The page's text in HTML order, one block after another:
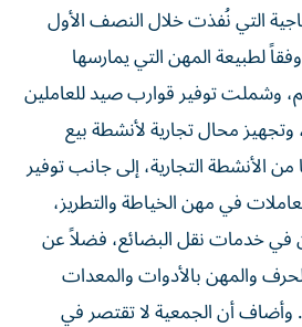
التي نُفذت خلال النصف الأول
لطبيعة المهن التي يمارسها
وشملت توفير قوارب صيد للعاملين
محال تجارية لأنشطة بيع
من الأنشطة التجارية، إلى جانب توفير
في مهن الخياطة والتطريز،
في خدمات نقل البضائع، فضلاً عن
والمهن بالأدوات والمعدات
وأضاف أن الجمعية لا تقتصر في